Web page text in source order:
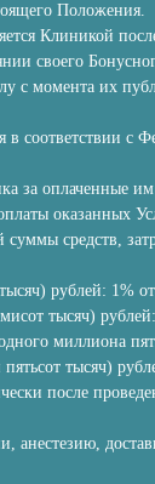
Положения.
Клиникой
своего
момента их
в соответствии
за оплаченные
оказанных
суммы средств,
рублей: 1%
тысяч)
миллиона
тысяч)
после
анестезию,